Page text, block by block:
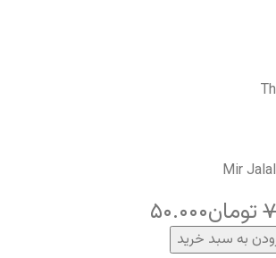
Mir
تومان۵۰.۰۰۰
به سبد خرید